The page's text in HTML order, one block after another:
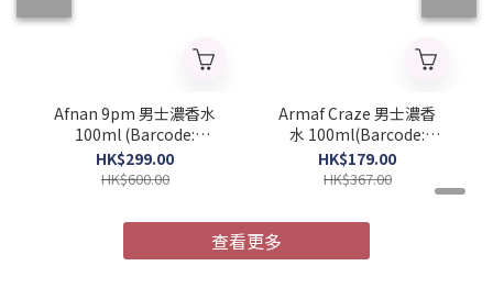
Afnan 9pm 男士濃香水
100ml (Barcode:
6290171002338)
HK$299.00
HK$600.00
Armaf Craze 男士濃香
水 100ml(Barcode:
6085010093987)
HK$179.00
HK$367.00
查看更多